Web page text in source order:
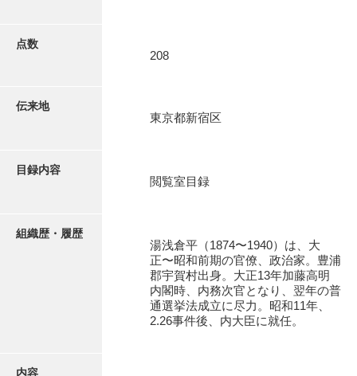
荒瀬家文書（防府市）
阿武家文書（山口市）
阿武家文書（美祢市）
近代刊行写真帳類
点数
208
伝来地
東京都新宿区
目録内容
閲覧室目録
組織歴・履歴
湯浅倉平（1874〜1940）は、大
正〜昭和前期の官僚、政治家。豊浦
郡宇賀村出身。大正13年加藤高明
内閣時、内務次官となり、翌年の普
通選挙法成立に尽力。昭和11年、
2.26事件後、内大臣に就任。
内容